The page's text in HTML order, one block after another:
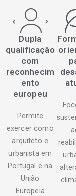
Dupla
qualificação
com
reconhecim
ento
europeu
Permite
exercer como
arquiteto e
urbanista em
Portugal e na
União
Europeia